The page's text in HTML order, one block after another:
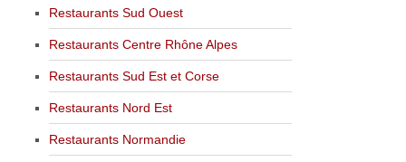
Restaurants Sud Ouest
Restaurants Centre Rhône Alpes
Restaurants Sud Est et Corse
Restaurants Nord Est
Restaurants Normandie